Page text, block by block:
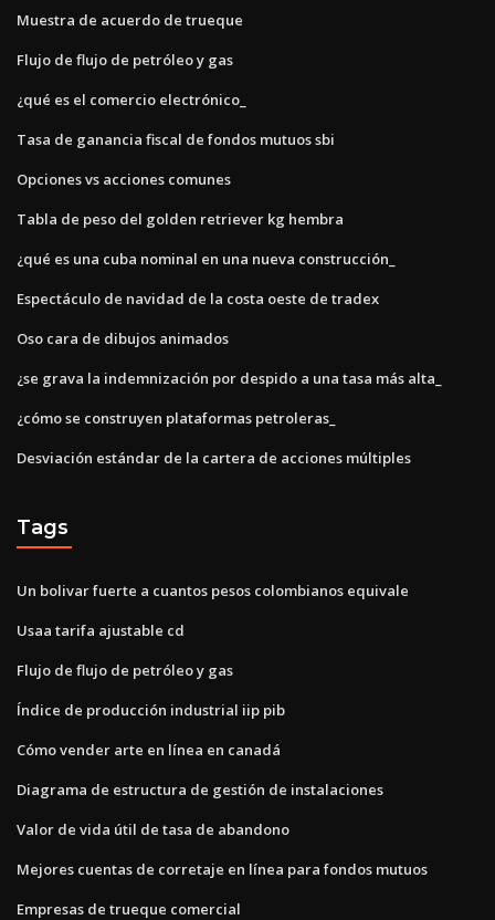
Muestra de acuerdo de trueque
Flujo de flujo de petróleo y gas
¿qué es el comercio electrónico_
Tasa de ganancia fiscal de fondos mutuos sbi
Opciones vs acciones comunes
Tabla de peso del golden retriever kg hembra
¿qué es una cuba nominal en una nueva construcción_
Espectáculo de navidad de la costa oeste de tradex
Oso cara de dibujos animados
¿se grava la indemnización por despido a una tasa más alta_
¿cómo se construyen plataformas petroleras_
Desviación estándar de la cartera de acciones múltiples
Tags
Un bolivar fuerte a cuantos pesos colombianos equivale
Usaa tarifa ajustable cd
Flujo de flujo de petróleo y gas
Índice de producción industrial iip pib
Cómo vender arte en línea en canadá
Diagrama de estructura de gestión de instalaciones
Valor de vida útil de tasa de abandono
Mejores cuentas de corretaje en línea para fondos mutuos
Empresas de trueque comercial